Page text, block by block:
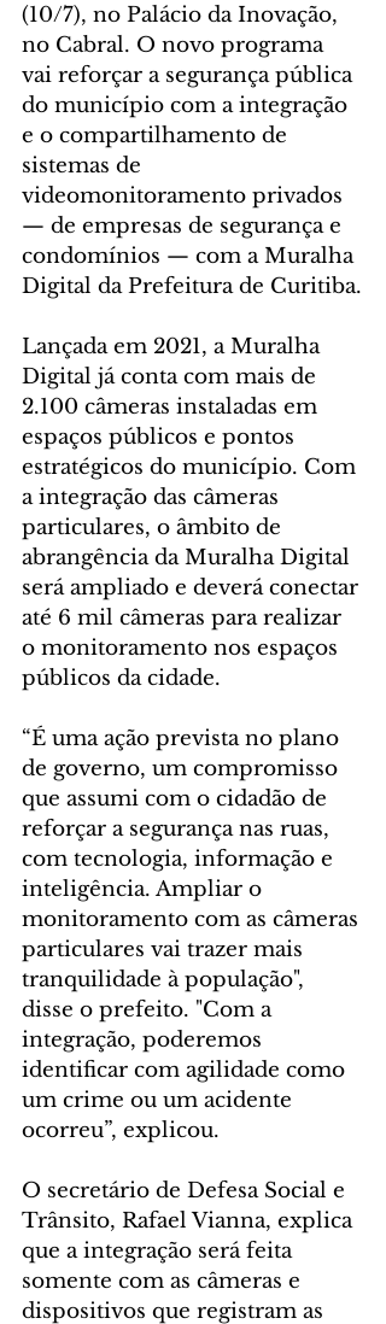
(10/7), no Palácio da Inovação,
no Cabral. O novo programa
vai reforçar a segurança pública
do município com a integração
e o compartilhamento de
sistemas de
videomonitoramento privados
— de empresas de segurança e
condomínios — com a Muralha
Digital da Prefeitura de Curitiba.
Lançada em 2021, a Muralha
Digital já conta com mais de
2.100 câmeras instaladas em
espaços públicos e pontos
estratégicos do município. Com
a integração das câmeras
particulares, o âmbito de
abrangência da Muralha Digital
será ampliado e deverá conectar
até 6 mil câmeras para realizar
o monitoramento nos espaços
públicos da cidade.
“É uma ação prevista no plano
de governo, um compromisso
que assumi com o cidadão de
reforçar a segurança nas ruas,
com tecnologia, informação e
inteligência. Ampliar o
monitoramento com as câmeras
particulares vai trazer mais
tranquilidade à população",
disse o prefeito. "Com a
integração, poderemos
identificar com agilidade como
um crime ou um acidente
ocorreu”, explicou.
O secretário de Defesa Social e
Trânsito, Rafael Vianna, explica
que a integração será feita
somente com as câmeras e
dispositivos que registram as